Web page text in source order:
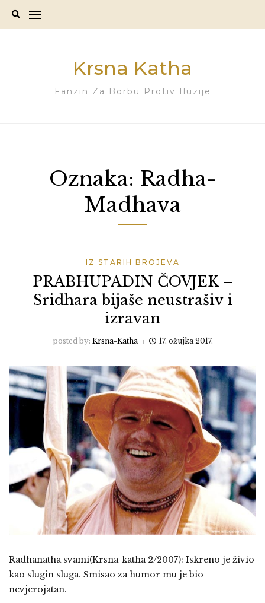
Krsna Katha
Fanzin Za Borbu Protiv Iluzije
Oznaka: Radha-
Madhava
IZ STARIH BROJEVA
PRABHUPADIN ČOVJEK –
Sridhara bijaše neustrašiv i
izravan
posted by: Krsna-Katha 17. ožujka 2017.
Radhanatha svami(Krsna-katha 2/2007): Iskreno je živio
kao slugin sluga. Smisao za humor mu je bio
nevjerojatan.